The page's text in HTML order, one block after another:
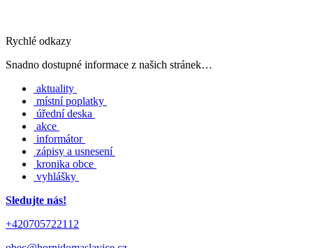
Rychlé odkazy
Snadno dostupné informace z našich stránek…
aktuality
místní poplatky
úřední deska
akce
informátor
zápisy a usnesení
kronika obce
vyhlášky
Sledujte nás!
+420705722112